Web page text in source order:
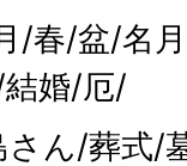
/盆/名月
婚/厄/
/葬式/墓